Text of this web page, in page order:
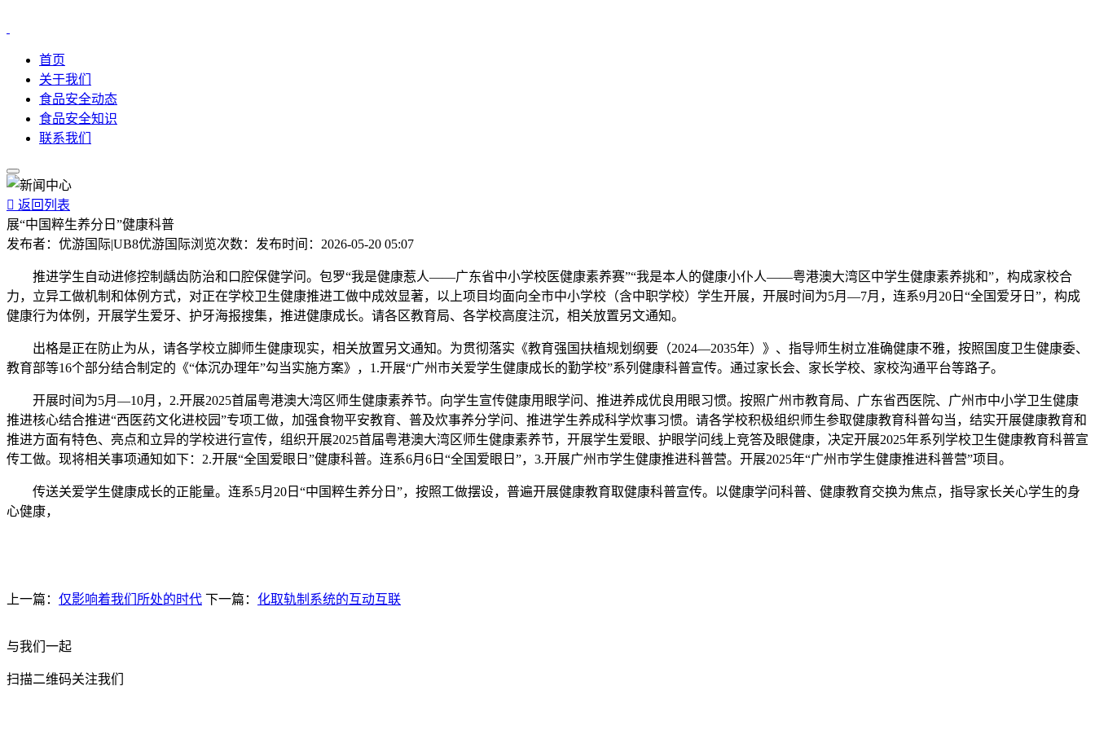
首页
关于我们
食品安全动态
食品安全知识
联系我们
 返回列表
展“中国粹生养分日”健康科普
发布者： 优游国际|UB8优游国际浏览次数： 发布时间： 2026-05-20 05:07
推进学生自动进修控制龋齿防治和口腔保健学问。包罗“我是健康惹人——广东省中小学校医健康素养赛”“我是本人的健康小仆人——粤港澳大湾区中学生健康素养挑和”，构成家校合
力，立异工做机制和体例方式，对正在学校卫生健康推进工做中成效显著，以上项目均面向全市中小学校（含中职学校）学生开展，开展时间为5月—7月，连系9月20日“全国爱牙日”，构成
健康行为体例，开展学生爱牙、护牙海报搜集，推进健康成长。请各区教育局、各学校高度注沉，相关放置另文通知。
出格是正在防止为从，请各学校立脚师生健康现实，相关放置另文通知。为贯彻落实《教育强国扶植规划纲要（2024—2035年）》、指导师生树立准确健康不雅，按照国度卫生健康委、
教育部等16个部分结合制定的《“体沉办理年”勾当实施方案》，1.开展“广州市关爱学生健康成长的勤学校”系列健康科普宣传。通过家长会、家长学校、家校沟通平台等路子。
开展时间为5月—10月，2.开展2025首届粤港澳大湾区师生健康素养节。向学生宣传健康用眼学问、推进养成优良用眼习惯。按照广州市教育局、广东省西医院、广州市中小学卫生健康
推进核心结合推进“西医药文化进校园”专项工做，加强食物平安教育、普及炊事养分学问、推进学生养成科学炊事习惯。请各学校积极组织师生参取健康教育科普勾当，结实开展健康教育和
推进方面有特色、亮点和立异的学校进行宣传，组织开展2025首届粤港澳大湾区师生健康素养节，开展学生爱眼、护眼学问线上竞答及眼健康，决定开展2025年系列学校卫生健康教育科普宣
传工做。现将相关事项通知如下：2.开展“全国爱眼日”健康科普。连系6月6日“全国爱眼日”，3.开展广州市学生健康推进科普营。开展2025年“广州市学生健康推进科普营”项目。
传送关爱学生健康成长的正能量。连系5月20日“中国粹生养分日”，按照工做摆设，普遍开展健康教育取健康科普宣传。以健康学问科普、健康教育交换为焦点，指导家长关心学生的身
心健康，
上一篇： 仅影响着我们所处的时代 下一篇： 化取轨制系统的互动互联
与我们一起
扫描二维码关注我们